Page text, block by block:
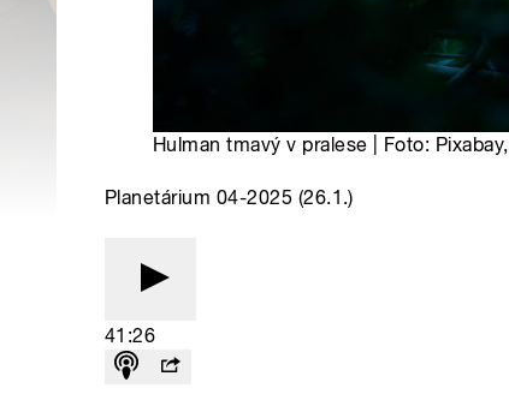
Hulman tmavý v pralese | Foto: Pixabay,
Planetárium 04-2025 (26.1.)
41:26